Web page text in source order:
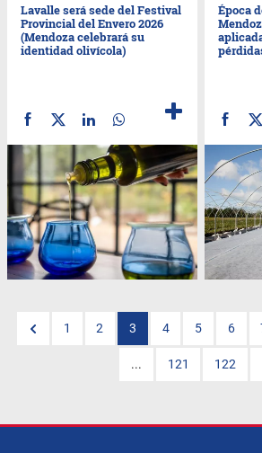
Lavalle será sede del Festival
Provincial del Envero 2026
(Mendoza celebrará su
identidad olivícola)
Época
1 2 3 4 5 6
... 121 122